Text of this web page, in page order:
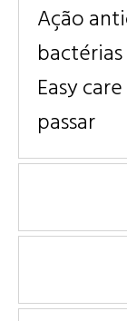
Ação
Easy
passar